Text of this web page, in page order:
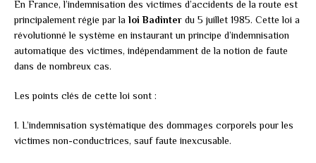
En France, l’indemnisation des victimes d’accidents de la route est
principalement régie par la loi Badinter du 5 juillet 1985. Cette loi a
révolutionné le système en instaurant un principe d’indemnisation
automatique des victimes, indépendamment de la notion de faute
dans de nombreux cas.
Les points clés de cette loi sont :
1. L’indemnisation systématique des dommages corporels pour les
victimes non-conductrices, sauf faute inexcusable.